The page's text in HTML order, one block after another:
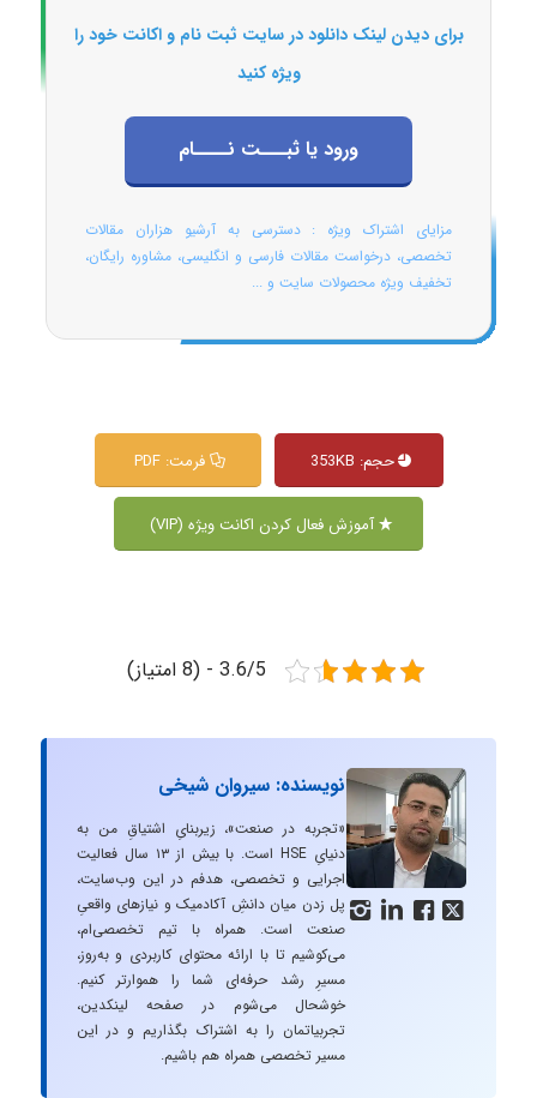
برای دیدن لینک دانلود در سایت ثبت نام و اکانت خود را
ویژه کنید
ورود یا ثبـــت نــــام
مزایای اشتراک ویژه : دسترسی به آرشیو هزاران مقالات
تخصصی، درخواست مقالات فارسی و انگلیسی، مشاوره رایگان،
تخفیف ویژه محصولات سایت و ...
حجم: 353KB فرمت: PDF
آموزش فعال کردن اکانت ویژه (VIP)
3.6/5 - (8 امتیاز)
   
نویسنده: سیروان شیخی
«تجربه در صنعت»، زیربنایِ اشتیاقِ من به
دنیایِ HSE است. با بیش از ۱۳ سال فعالیت
اجرایی و تخصصی، هدفم در این وب‌سایت،
پل زدن میان دانشِ آکادمیک و نیازهای واقعیِ
صنعت است. همراه با تیم تخصصی‌ام،
می‌کوشیم تا با ارائه محتوای کاربردی و به‌روز،
مسیرِ رشد حرفه‌ای شما را هموارتر کنیم.
خوشحال می‌شوم در صفحه لینکدین،
تجربیاتمان را به اشتراک بگذاریم و در این
مسیر تخصصی همراه هم باشیم.